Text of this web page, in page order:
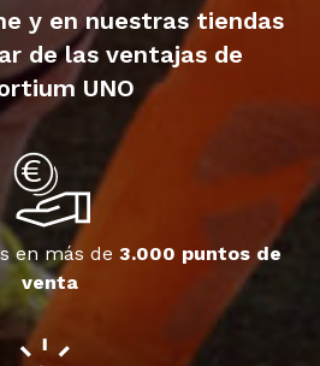
y en nuestras tiendas
de las ventajas de
UNO
en más de 3.000 puntos de
venta